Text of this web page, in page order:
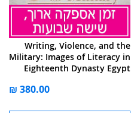
Writing, Violence, and the
Military: Images of Literacy in
Eighteenth Dynasty Egypt